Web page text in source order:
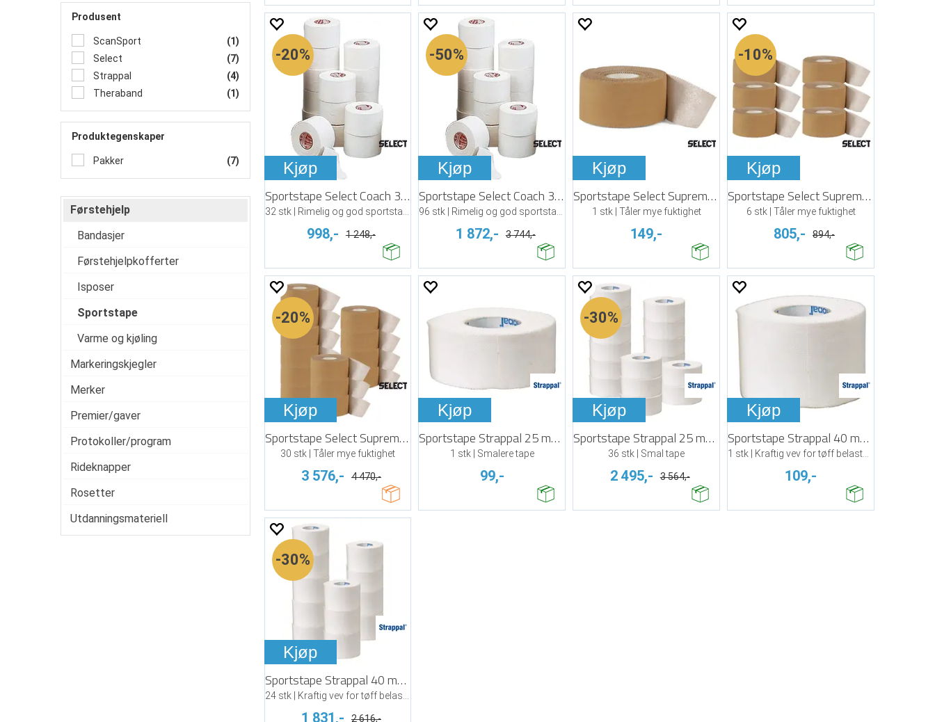
Produsent
ScanSport
(1)
Select
(7)
Strappal
(4)
Theraband
(1)
Produktegenskaper
Pakker (7)
Førstehjelp
Bandasjer
Førstehjelpkofferter
Isposer
Sportstape
Varme og kjøling
Markeringskjegler
Merker
Premier/gaver
Protokoller/program
Rideknapper
Rosetter
Utdanningsmateriell
Kjøp
20%
Sportstape Select Coach 38 mm x 9 m
998,- 1 248,-
Kjøp
50%
Sportstape Select Coach 38 mm x 9 m
1 872,- 3 744,-
Kjøp
Sportstape Select Supreme 38 mm x 13,7 m
1 stk | Tåler mye fuktighet
149,-
Kjøp
10%
Sportstape Select Supreme 38 mm x 13,7 m
6 stk | Tåler mye fuktighet
805,- 894,-
Kjøp
20%
Sportstape Select Supreme 38mm x 13,7 m
30 stk | Tåler mye fuktighet
3 576,- 4 470,-
Kjøp
Sportstape Strappal 25 mm x 10 m
1 stk | Smalere tape
99,-
Kjøp
30%
Sportstape Strappal 25 mm x 10 m
36 stk | Smal tape
2 495,- 3 564,-
Kjøp
Sportstape Strappal 40 mm x 10 m
109,-
Kjøp
30%
Sportstape Strappal 40 mm x 10 m
1 831,- 2 616,-